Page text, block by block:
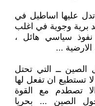
عليها اساطيل في
برية وجوية في اغلب
نفوذ سياسي هائل ،
...
ــ التي تحتل
تستطيع ان تفعل لها
تصطدم مع القوة
الصين ... بحريا